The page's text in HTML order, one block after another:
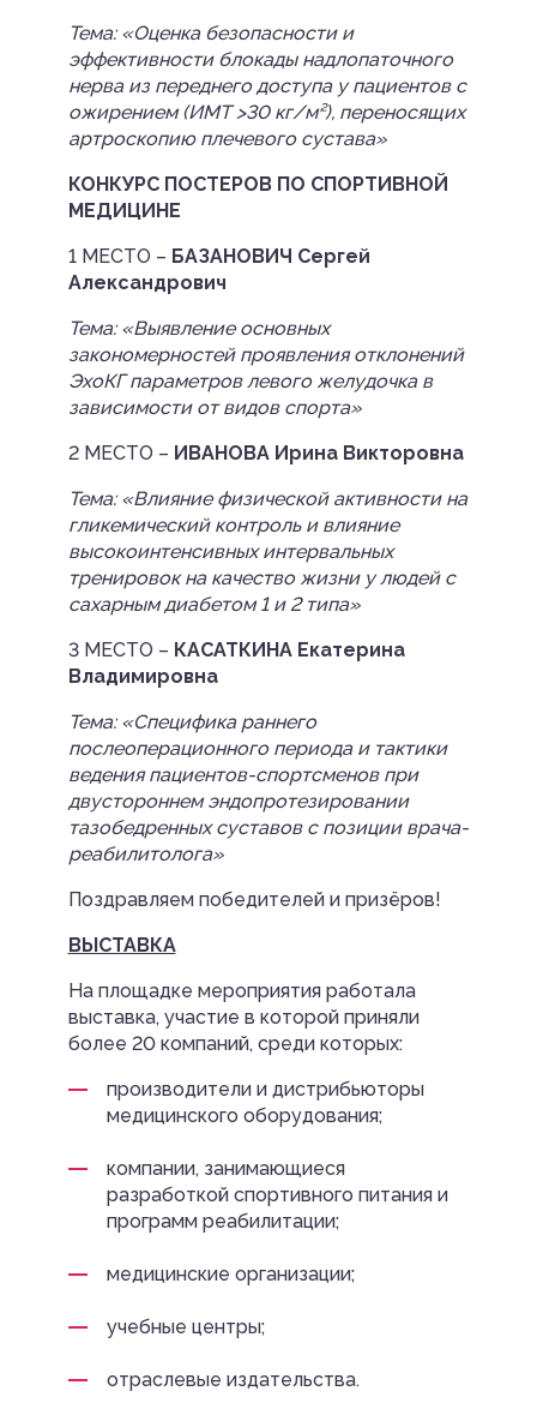
Тема: «Оценка безопасности и
эффективности блокады надлопаточного
нерва из переднего доступа у пациентов с
ожирением (ИМТ >30 кг/м²), переносящих
артроскопию плечевого сустава»
КОНКУРС ПОСТЕРОВ ПО СПОРТИВНОЙ
МЕДИЦИНЕ
1 МЕСТО – БАЗАНОВИЧ Сергей
Александрович
Тема: «Выявление основных
закономерностей проявления отклонений
ЭхоКГ параметров левого желудочка в
зависимости от видов спорта»
2 МЕСТО – ИВАНОВА Ирина Викторовна
Тема: «Влияние физической активности на
гликемический контроль и влияние
высокоинтенсивных интервальных
тренировок на качество жизни у людей с
сахарным диабетом 1 и 2 типа»
3 МЕСТО – КАСАТКИНА Екатерина
Владимировна
Тема: «Специфика раннего
послеоперационного периода и тактики
ведения пациентов-спортсменов при
двустороннем эндопротезировании
тазобедренных суставов с позиции врача-
реабилитолога»
Поздравляем победителей и призёров!
ВЫСТАВКА
На площадке мероприятия работала
выставка, участие в которой приняли
более 20 компаний, среди которых:
производители и дистрибьюторы
медицинского оборудования;
компании, занимающиеся
разработкой спортивного питания и
программ реабилитации;
медицинские организации;
учебные центры;
отраслевые издательства.